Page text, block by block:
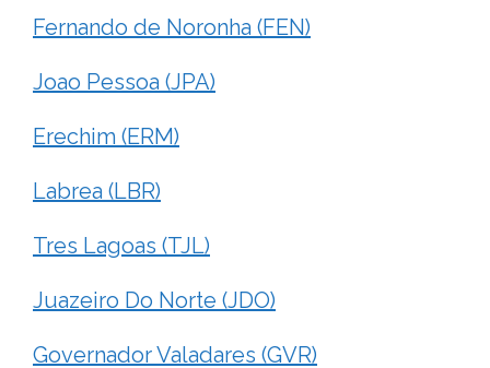
Fernando de Noronha (FEN)
Joao Pessoa (JPA)
Erechim (ERM)
Labrea (LBR)
Tres Lagoas (TJL)
Juazeiro Do Norte (JDO)
Governador Valadares (GVR)